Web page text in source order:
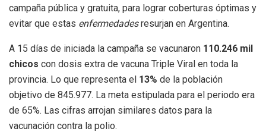
campaña pública y gratuita, para lograr coberturas óptimas y
evitar que estas enfermedadesresurjan en Argentina.
A 15 días de iniciada la campaña se vacunaron 110.246 mil
chicos con dosis extra de vacuna Triple Viral en toda la
provincia. Lo que representa el 13% de la población
objetivo de 845.977. La meta estipulada para el periodo era
de 65%. Las cifras arrojan similares datos para la
vacunación contra la polio.